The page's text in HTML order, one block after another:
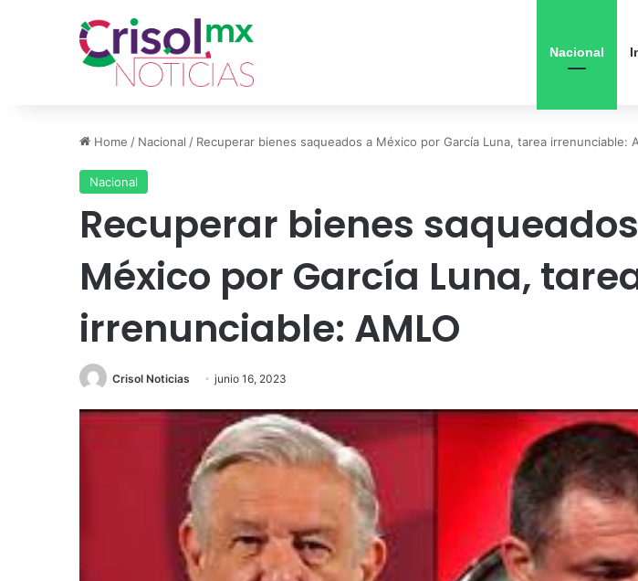
Nacional
Home / Nacional / Recuperar bienes saqueados a México por García Luna, tarea irrenunciable:
Nacional
Recuperar bienes
México por García Luna,
irrenunciable: AMLO
Crisol Noticias junio 16, 2023